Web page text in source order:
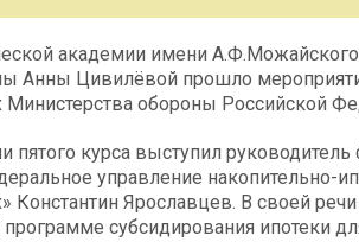
академии имени А.Ф.Можайского
Анны Цивилёвой прошло
обороны Российской
пятого курса выступил
управление накопительно-
Константин Ярославцев. В своей
программе субсидирования ипотеки